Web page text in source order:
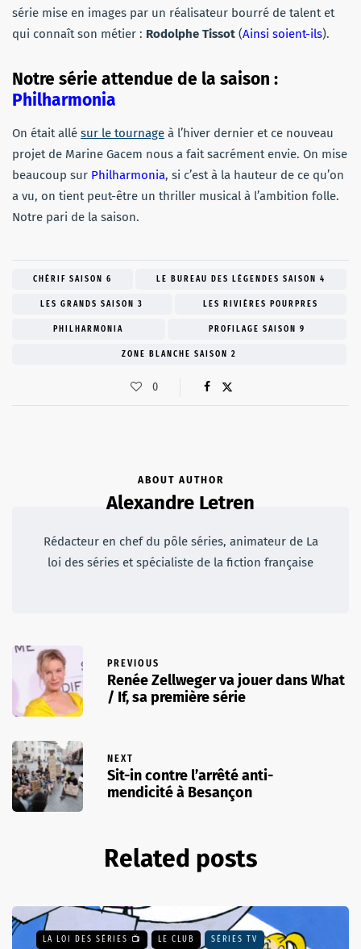
série mise en images par un réalisateur bourré de talent et
qui connaît son métier : Rodolphe Tissot (Ainsi soient-ils).
Notre série attendue de la saison :
Philharmonia
On était allé sur le tournage à l’hiver dernier et ce nouveau
projet de Marine Gacem nous a fait sacrément envie. On mise
beaucoup sur Philharmonia, si c’est à la hauteur de ce qu’on
a vu, on tient peut-être un thriller musical à l’ambition folle.
Notre pari de la saison.
CHÉRIF SAISON 6 LE BUREAU DES LÉGENDES SAISON 4
LES GRANDS SAISON 3 LES RIVIÈRES POURPRES
PHILHARMONIA PROFILAGE SAISON 9
ZONE BLANCHE SAISON 2
0
ABOUT AUTHOR
Alexandre Letren
Rédacteur en chef du pôle séries, animateur de La
loi des séries et spécialiste de la fiction française
PREVIOUS
Renée Zellweger va jouer dans What
/ If, sa première série
NEXT
Sit-in contre l’arrêté anti-
mendicité à Besançon
Related posts
LA LOI DES SÉRIES 📺 LE CLUB SÉRIES TV